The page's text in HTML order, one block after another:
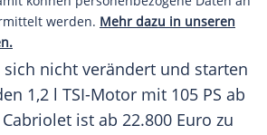
werden. Mehr dazu in unseren
sich nicht verändert und starten
1,2 l TSI-Motor mit 105 PS ab
Cabriolet ist ab 22.800 Euro zu